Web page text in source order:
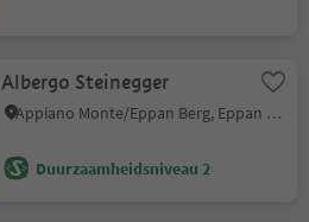
Albergo Steinegger
Appiano Monte/Eppan Berg, Eppan an der Weinstaße/Appiano sulla Strada del Vino, Alto Adige Wine Road
Duurzaamheidsniveau 2